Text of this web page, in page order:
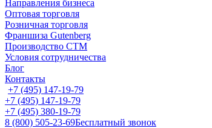
Направления бизнеса
Оптовая торговля
Розничная торговля
Франшиза Gutenberg
Производство СТМ
Условия сотрудничества
Блог
Контакты
+7 (495) 147-19-79
+7 (495) 147-19-79
+7 (495) 380-19-79
8 (800) 505-23-69Бесплатный звонок